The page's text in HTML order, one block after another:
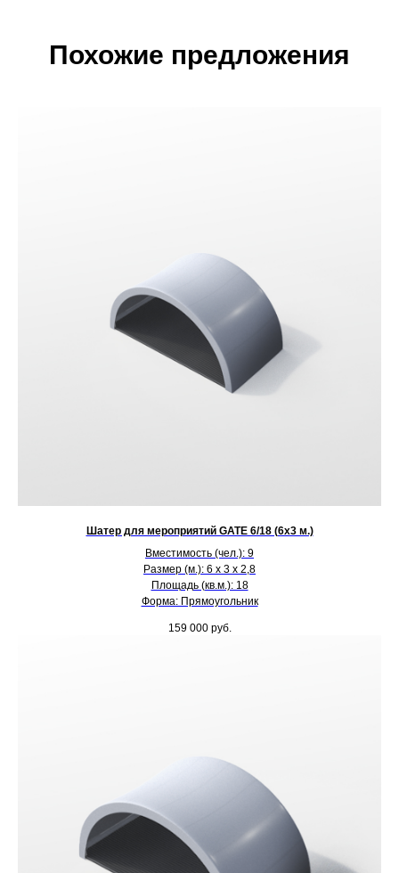
Похожие предложения
Шатер для мероприятий GATE 6/18 (6х3 м.)
Вместимость (чел.): 9
Размер (м.): 6 х 3 х 2,8
Площадь (кв.м.): 18
Форма: Прямоугольник
159 000 руб.